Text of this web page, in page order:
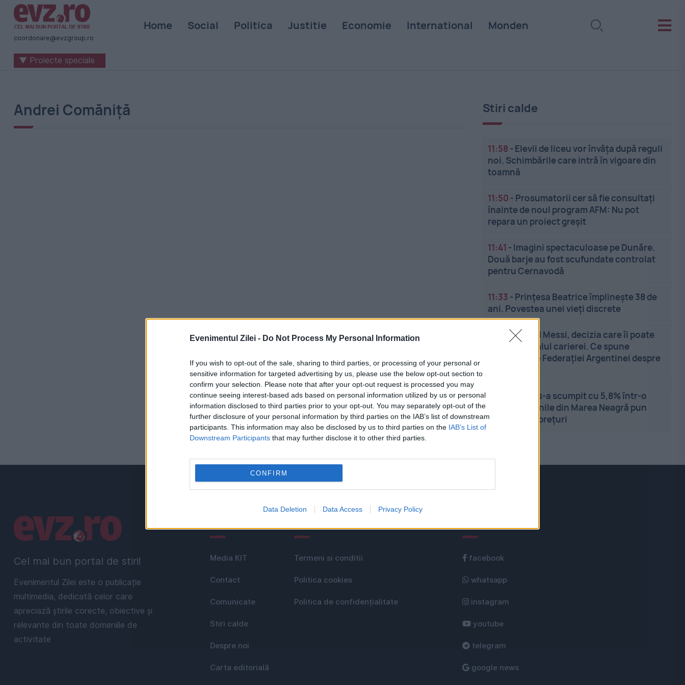
Evenimentul Zilei - Do Not Process My Personal Information
If you wish to opt-out of the sale, sharing to third parties, or processing of your personal or
sensitive information for targeted advertising by us, please use the below opt-out section to
confirm your selection. Please note that after your opt-out request is processed you may
continue seeing interest-based ads based on personal information utilized by us or personal
information disclosed to third parties prior to your opt-out. You may separately opt-out of the
further disclosure of your personal information by third parties on the IAB’s list of downstream
participants. This information may also be disclosed by us to third parties on the IAB’s List of
Downstream Participants that may further disclose it to other third parties.
CONFIRM
Data Deletion Data Access Privacy Policy
Știri
naționale
internaționale
România
-
coordonare@evzgroup.ro
Home Social Politica Justitie Economie International Monden
▼ Proiecte speciale
Andrei Comăniță Stiri calde
11:58 - Elevii de liceu vor învăța după reguli
noi. Schimbările care intră în vigoare din
toamnă
11:50 - Prosumatorii cer să fie consultați
înainte de noul program AFM: Nu pot
repara un proiect greșit
11:41 - Imagini spectaculoase pe Dunăre.
Două barje au fost scufundate controlat
pentru Cernavodă
11:33 - Prințesa Beatrice împlinește 38 de
ani. Povestea unei vieți discrete
11:26-Lionel Messi, decizia care îi poate
schimba finalul carierei. Ce spune
președintele Federației Argentinei despre
Grâul s-a scumpit cu 5,8% într-o
lună. Tensiunile din Marea Neagră pun
presiune pe prețuri
Cel mai bun portal de stiri!
Evenimentul Zilei este o publicație
multimedia, dedicată celor care
apreciază știrile corecte, obiective și
relevante din toate domeniile de
activitate
Linkuri utile
Media KIT
Contact
Comunicate
Stiri calde
Despre noi
Carta editorială
Termeni si conditii
Politica cookies
Politica de confidențialitate
facebook
whatsapp
instagram
youtube
telegram
google news